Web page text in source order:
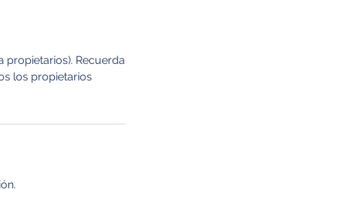
propietarios). Recuerda
los propietarios